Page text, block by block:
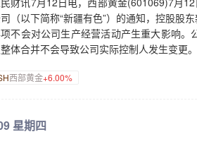
（以下简称“新疆有色”）的通知，控股股
不会对公司生产经营活动产生重大影响
体合并不会导致公司实际控制人发生变更。
西部黄金+6.00%
星期四